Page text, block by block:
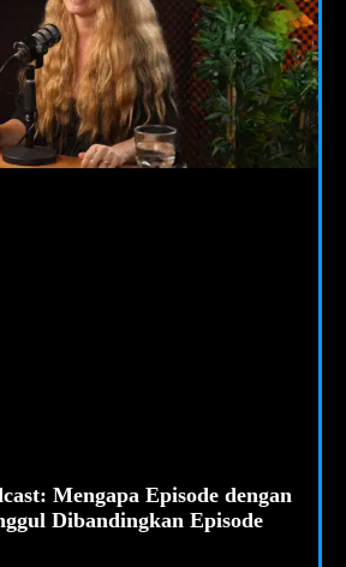
Mengapa Episode dengan
Dibandingkan Episode